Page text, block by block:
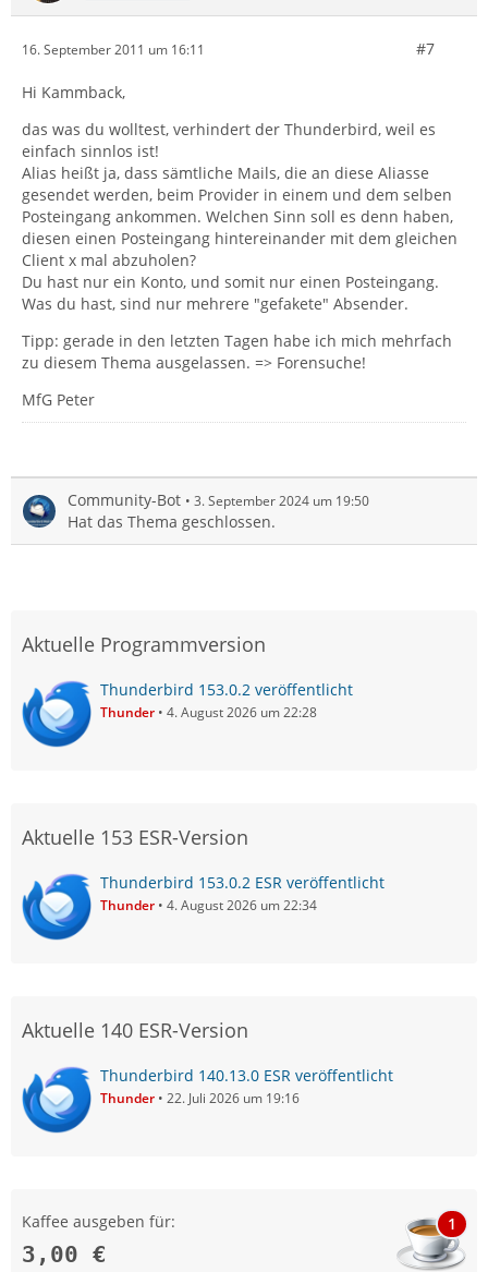
16. September 2011 um 16:11 #7
Hi Kammback,
das was du wolltest, verhindert der Thunderbird, weil es
einfach sinnlos ist!
Alias heißt ja, dass sämtliche Mails, die an diese Aliasse
gesendet werden, beim Provider in einem und dem selben
Posteingang ankommen. Welchen Sinn soll es denn haben,
diesen einen Posteingang hintereinander mit dem gleichen
Client x mal abzuholen?
Du hast nur ein Konto, und somit nur einen Posteingang.
Was du hast, sind nur mehrere "gefakete" Absender.
Tipp: gerade in den letzten Tagen habe ich mich mehrfach
zu diesem Thema ausgelassen. => Forensuche!
MfG Peter
Community-Bot 3. September 2024 um 19:50
Hat das Thema geschlossen.
Aktuelle Programmversion
Thunderbird 153.0.2 veröffentlicht
Thunder 4. August 2026 um 22:28
Aktuelle 153 ESR-Version
Thunderbird 153.0.2 ESR veröffentlicht
Thunder 4. August 2026 um 22:34
Aktuelle 140 ESR-Version
Thunderbird 140.13.0 ESR veröffentlicht
Thunder 22. Juli 2026 um 19:16
Kaffee ausgeben für:
3,00 €
1